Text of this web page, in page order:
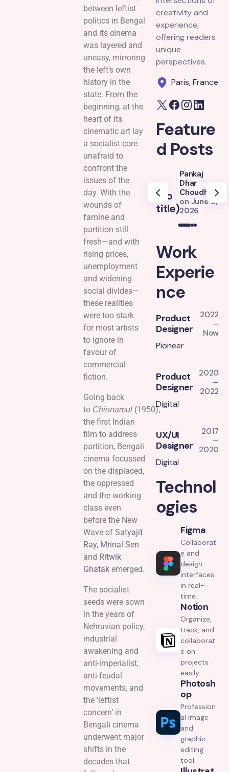
between leftist
politics in Bengal
and its cinema
was layered and
uneasy, mirroring
the left’s own
history in the
state. From the
beginning, at the
heart of its
cinematic art lay
a socialist core
unafraid to
confront the
issues of the
day. With the
wounds of
famine and
partition still
fresh—and with
rising prices,
unemployment
and widening
social divides—
these realities
were too stark
for most artists
to ignore in
favour of
commercial
fiction.
Going back
to Chinnamul(1950),
the first Indian
film to address
partition, Bengali
cinema focussed
on the displaced,
the oppressed
and the working
class even
before the New
Wave of Satyajit
Ray, Mrinal Sen
and Ritwik
Ghatakemerged.
The socialist
seeds were sown
in the years of
Nehruvian policy,
industrial
awakening and
anti-imperialist,
anti-feudal
movements, and
the ‘leftist
concern’ in
Bengali cinema
underwent major
shifts in the
decades that
creativity and
experience,
offering readers
unique
perspectives.
Paris, France
Feature
d Posts
(no
title)
Pankaj
Dhar
Choudhury
on June 8,
2026
Work
Experie
nce
Product
Designer
2022
—
Now
Pioneer
Product
Designer
2020
—
2022
Digital
UX/UI
Designer
2017
—
2020
Digital
Technol
ogies
Figma
Collaborat
e and
design
interfaces
in real-
time.
Notion
Organize,
track, and
collaborat
e on
projects
easily.
Photosh
Op
Profession
al image
and
graphic
editing
tool.